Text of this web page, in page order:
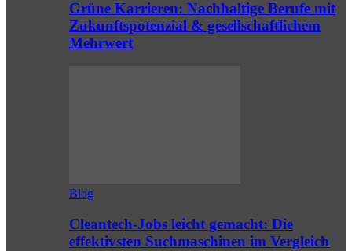
Grüne Karrieren: Nachhaltige Berufe mit
Zukunftspotenzial & gesellschaftlichem
Mehrwert
Blog
Cleantech-Jobs leicht gemacht: Die
effektivsten Suchmaschinen im Vergleich